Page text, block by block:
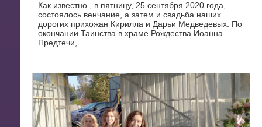
Как известно , в пятницу, 25 сентября 2020 года,
состоялось венчание, а затем и свадьба наших
дорогих прихожан Кирилла и Дарьи Медведевых. По
окончании Таинства в храме Рождества Иоанна
Предтечи,...